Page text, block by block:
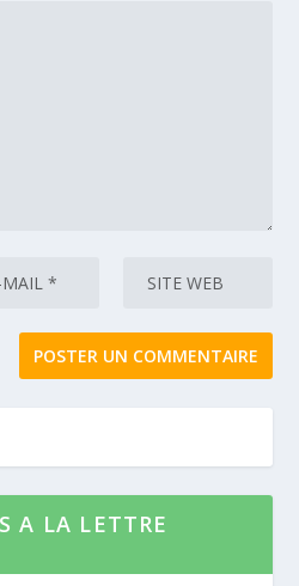
A LA LETTRE